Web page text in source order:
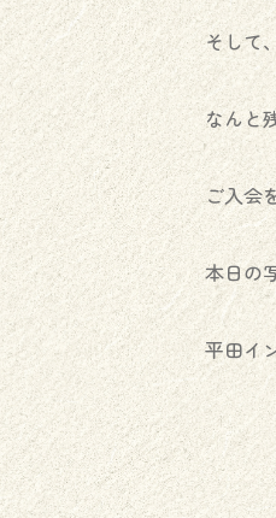
そして
なんと
ご入会
本日の
平田イ